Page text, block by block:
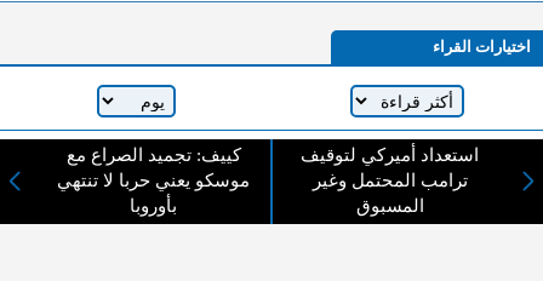
اختيارات القراء
لا يوجد مقالاتاستعداد أميركي لتوقيف
ترامب المحتمل وغير
المسبوق
كييف: تجميد الصراع مع
موسكو يعني حربا لا تنتهي
بأوروبا